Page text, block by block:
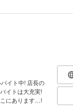
中! 店長の
イトは大充実!
にあります…!